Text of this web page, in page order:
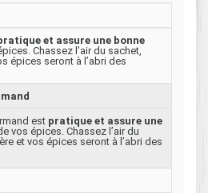
et assure une bonne
Chassez l’air du sachet,
épices seront à l’abri des
est pratique et assure une
vos épices. Chassez l’air du
et vos épices seront à l’abri des